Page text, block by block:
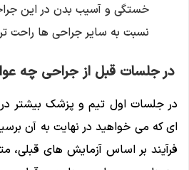
خستگی و آسیب بدن در این
نسبت به سایر جراحی ها راحت
در جلسات قبل از جراحی چه
در جلسات اول تیم و پزشک بیشتر
ای که می خواهید در نهایت به آن
فرآیند بر اساس آزمایش‌ های قبلی،